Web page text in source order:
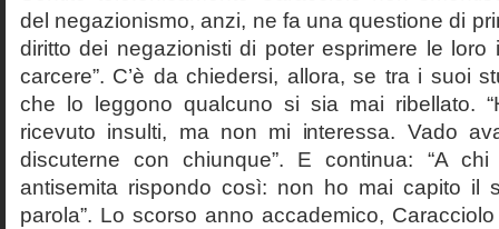
del negazionismo, anzi, ne fa una questione di
diritto dei negazionisti di poter esprimere le loro
carcere”. C’è da chiedersi, allora, se tra i suoi
che lo leggono qualcuno si sia mai ribellato.
ricevuto insulti, ma non mi interessa. Vado
discuterne con chiunque”. E continua: “A
antisemita rispondo così: non ho mai capito il
parola”. Lo scorso anno accademico,